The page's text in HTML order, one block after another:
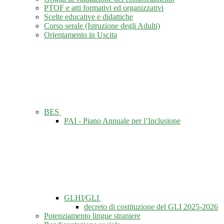
PTOF e atti formativi ed organizzativi
Scelte educative e didattiche
Corso serale (Istruzione degli Adulti)
Orientamento in Uscita
BES
PAI - Piano Annuale per l’Inclusione
GLHI/GLI
decreto di costituzione del GLI 2025-2026
Potenziamento lingue straniere